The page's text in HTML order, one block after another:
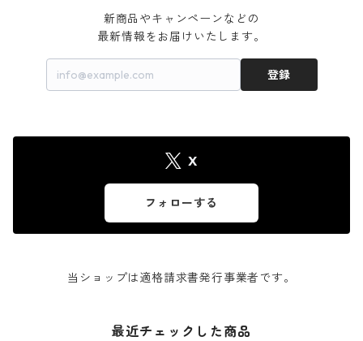
新商品やキャンペーンなどの
最新情報をお届けいたします。
登録
X
フォローする
当ショップは適格請求書発行事業者です。
最近チェックした商品